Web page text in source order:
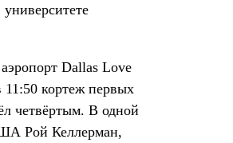
Dallas Love
11:50 кортеж первых
четвёртым. В одной
Рой Келлерман,